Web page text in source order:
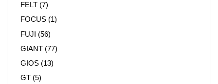
FELT (7)
FOCUS (1)
FUJI (56)
GIANT (77)
GIOS (13)
GT (5)